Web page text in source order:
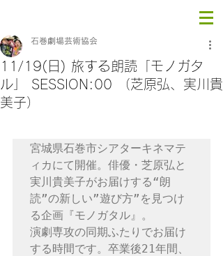
11/19(日) 旅する朗読「モノガタ
ル」 SESSION:00 （芝原弘、実川貴
美子）
石巻劇場芸術協会
宮城県石巻市シアターキネマテ
ィカにて開催。俳優・芝原弘と
実川貴美子がお届けする“朗
読”の新しい”遊び方”を見つけ
る企画『モノガタル』。
演劇専攻の同期ふたりでお届け
する時間です。卒業後21年間、